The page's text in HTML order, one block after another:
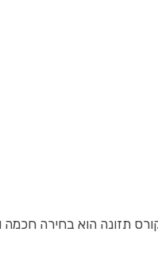
תזונה הוא בחירה